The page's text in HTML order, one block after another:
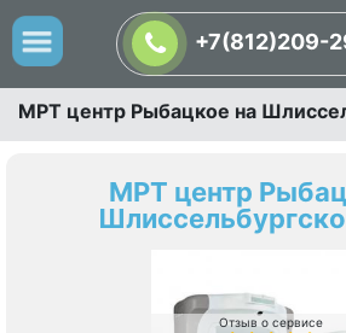
+7(812)209-
МРТ центр Рыбацкое на
МРТ центр
Отзыв о сервисе